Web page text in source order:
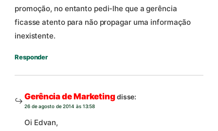
promoção, no entanto pedi-lhe que a gerência
ficasse atento para não propagar uma informação
inexistente.
Responder
Gerência de Marketingdisse:
26 de agosto de 2014 às 13:58
Oi Edvan,